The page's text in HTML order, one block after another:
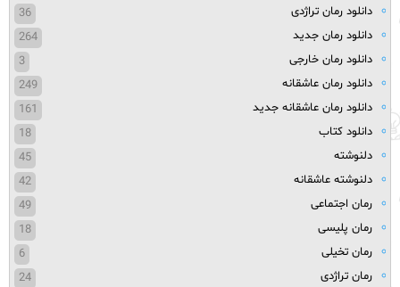
دانلود رمان تراژدی
36
دانلود رمان جدید
264
دانلود رمان خارجی
3
دانلود رمان عاشقانه
249
دانلود رمان عاشقانه جدید
161
دانلود کتاب
18
دلنوشته
45
دلنوشته عاشقانه
42
رمان اجتماعی
49
رمان پلیسی
18
رمان تخیلی
6
رمان تراژدی
24